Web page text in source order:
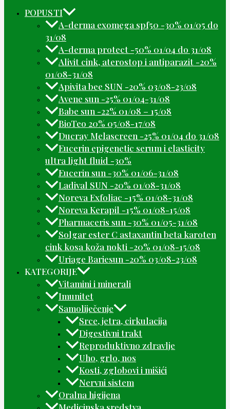
POPUSTI
A-derma exomega spf50 -30% 01/05 do
31/08
A-derma protect -50% 01/04 do 31/08
Alivit cink, aterostop i antiparazit -20%
01/08-31/08
Apivita bee SUN -20% 03/08-23/08
Avene sun -25% 01/04-31/08
Babe sun -22% 01/08 – 15/08
BioTeo 20% 05/08-17/08
Ducray Melascreen -25% 01/04 do 31/08
Eucerin epigenetic serum i elasticity
ultra light fluid -30%
Eucerin sun -30% 01/06-31/08
Ladival SUN -20% 01/08-31/08
Noreva Exfoliac -15% 01/08-31/08
Noreva Kerapil -15% 01/08-15/08
Pharmaceris sun -30% 01/05-31/08
Solgar ester C astaxantin beta karoten
cink kosa koža nokti -20% 01/08-15/08
Uriage Bariesun -20% 03/08-23/08
KATEGORIJE
Vitamini i minerali
Imunitet
Samoliječenje
Srce, jetra, cirkulacija
Digestivni trakt
Reproduktivno zdravlje
Uho, grlo, nos
Kosti, zglobovi i mišići
Nervni sistem
Oralna higijena